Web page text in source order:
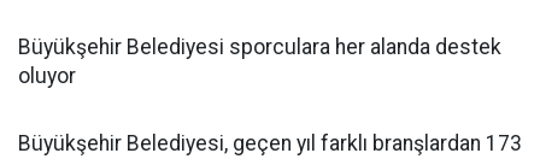
Büyükşehir Belediyesi sporculara her alanda destek
oluyor
Büyükşehir Belediyesi, geçen yıl farklı branşlardan 173